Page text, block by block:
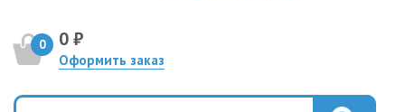
0 0 ₽
Оформить заказ